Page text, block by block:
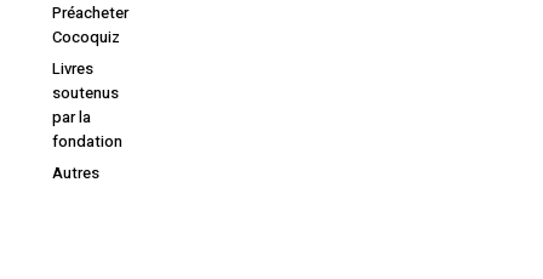
Préacheter
Cocoquiz
Livres
soutenus
par la
fondation
Autres